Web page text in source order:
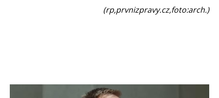
(rp,prvnizpravy.cz,foto:arch.)